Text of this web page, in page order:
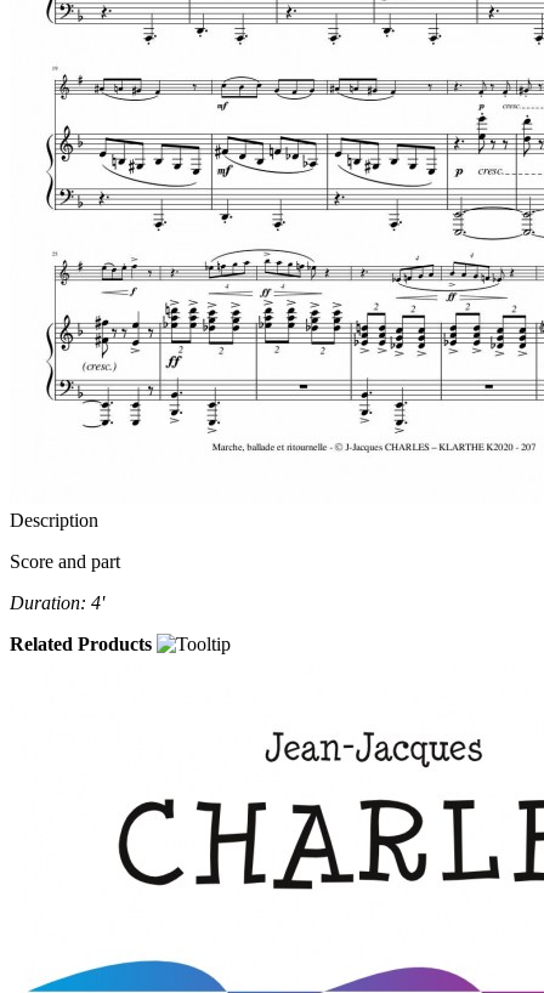
Description
Score and part
Duration: 4'
Related Products